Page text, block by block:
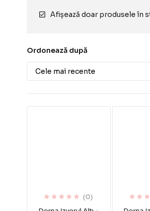
Afișează doar produsele în
Ordonează după
(0)